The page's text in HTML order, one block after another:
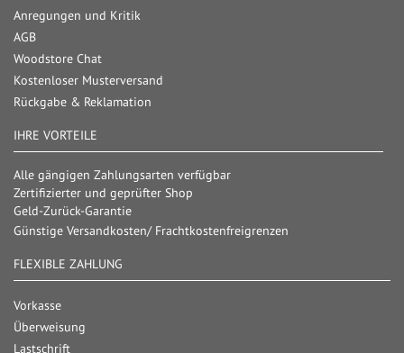
Anregungen und Kritik
AGB
Woodstore Chat
Kostenloser Musterversand
Rückgabe & Reklamation
IHRE VORTEILE
Alle gängigen Zahlungsarten verfügbar
Zertifizierter und geprüfter Shop
Geld-Zurück-Garantie
Günstige Versandkosten/ Frachtkostenfreigrenzen
FLEXIBLE ZAHLUNG
Vorkasse
Überweisung
Lastschrift